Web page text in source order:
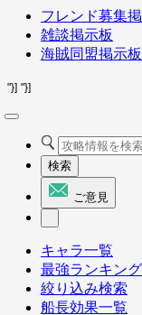
フレンド募集
雑談掲示板
海賊同盟掲示板
"}] "}]
検索
ご意見
キャラ一覧
最強ランキング
絞り込み検索
船長効果一覧